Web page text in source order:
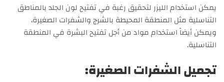
يمكن استخدام الليزر لتحقيق رغبة في تفتيح لون الجلد بالمناطق
التناسلية مثل المنطقة المحيطة بالشرج والشفرات الصغيرة،
ويمكن أيضاً استخدام مواد من أجل تفتيح البشرة في المنطقة
التناسلية.
تجميل الشفرات الصغيرة: